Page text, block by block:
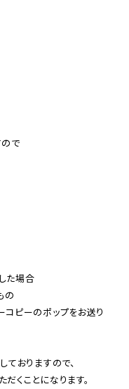
で
た場合
の
コピーのポップをお送り
ておりますので、
くことになります。